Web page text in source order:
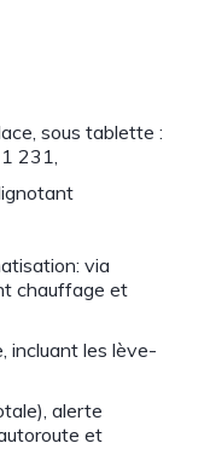
sous tablette :
231,
via
chauffage et
incluant les lève-
alerte
et